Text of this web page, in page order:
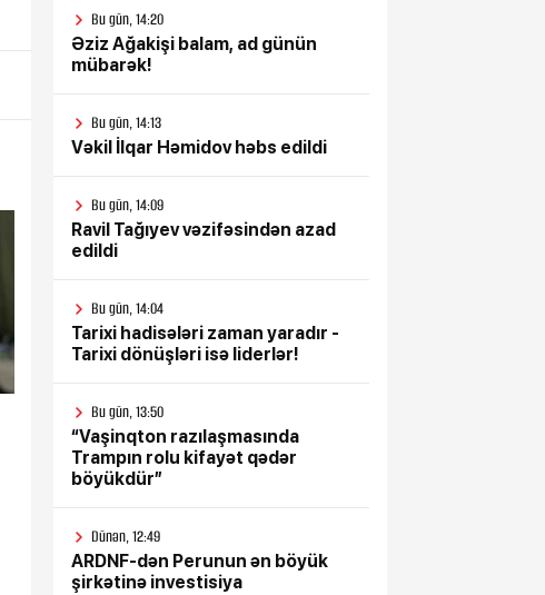
Bu gün, 14:20
Əziz Ağakişi balam, ad günün
mübarək!
Bu gün, 14:13
Vəkil İlqar Həmidov həbs edildi
Bu gün, 14:09
Ravil Tağıyev vəzifəsindən azad
edildi
Bu gün, 14:04
Tarixi hadisələri zaman yaradır -
Tarixi dönüşləri isə liderlər!
Bu gün, 13:50
“Vaşinqton razılaşmasında
Trampın rolu kifayət qədər
böyükdür”
Dünən, 12:49
ARDNF-dən Perunun ən böyük
şirkətinə investisiya